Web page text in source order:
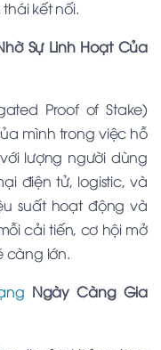
kết nối.
Sự Linh Hoạt Của
Proof of Stake)
mình trong việc hỗ
lượng người dùng
điện tử, logistic, và
suất hoạt động và
cải tiến, cơ hội mở
càng lớn.
Ngày Càng Gia